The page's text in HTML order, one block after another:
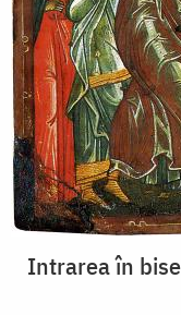
Intrarea în